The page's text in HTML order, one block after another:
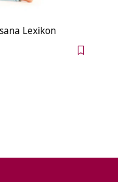
Lexikon